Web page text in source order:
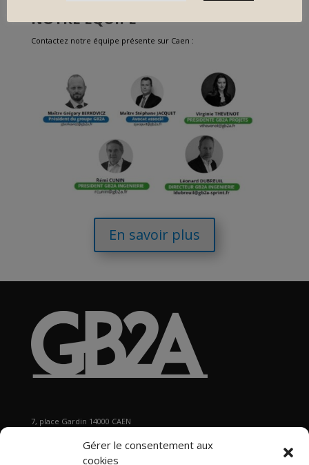
Gérer le consentement aux
cookies
NOTRE EQUIPE
Contactez notre équipe présente sur Caen :
En savoir plus
7, place Gardin 14000 CAEN
ecretariat@gb2a.fr